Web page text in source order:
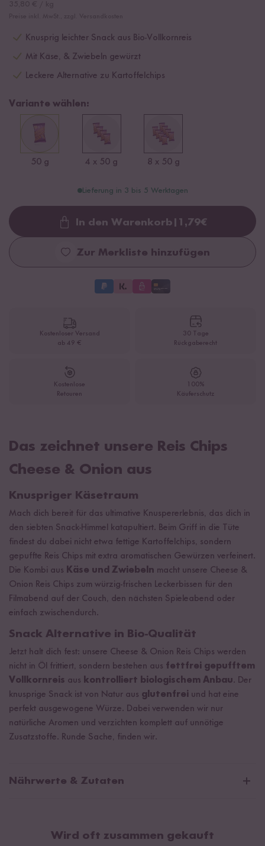
Knusprig leichter Snack aus Bio-Vollkornreis
Mit Käse, & Zwiebeln gewürzt
Leckere Alternative zu Kartoffelchips
Variante wählen:
50 g 4 x 50 g 8 x 50 g
Lieferung in 3 bis 5 Werktagen
Loading...
In den Warenkorb 1,79€
Zur Merkliste hinzufügen
Kostenloser Versand
ab 49 €
30 Tage
Rückgaberecht
Kostenlose
Retouren
100%
Käuferschutz
Das zeichnet unsere Reis Chips
Cheese & Onion aus
Knuspriger Käsetraum
Mach dich bereit für das ultimative Knuspererlebnis, das dich in
den siebten Snack-Himmel katapultiert. Beim Griff in die Tüte
findest du dabei nicht etwa fettige Kartoffelchips, sondern
gepuffte Reis Chips mit extra aromatischen Gewürzen verfeinert.
Die Kombi aus Käse und Zwiebeln macht unsere Cheese &
Onion Reis Chips zum würzig-frischen Leckerbissen für den
Filmabend auf der Couch, den nächsten Spieleabend oder
einfach zwischendurch.
Snack Alternative in Bio-Qualität
Jetzt halt dich fest: unsere Cheese & Onion Reis Chips werden
nicht in Öl frittiert, sondern bestehen aus fettfrei gepufftem
Vollkornreis aus kontrolliert biologischem Anbau. Der
knusprige Snack ist von Natur aus glutenfrei und hat eine
perfekt ausgewogene Würze. Dabei verwenden wir nur
natürliche Aromen und verzichten komplett auf unnötige
Zusatzstoffe. Runde Sache, finden wir.
Nährwerte & Zutaten
Wird oft zusammen gekauft